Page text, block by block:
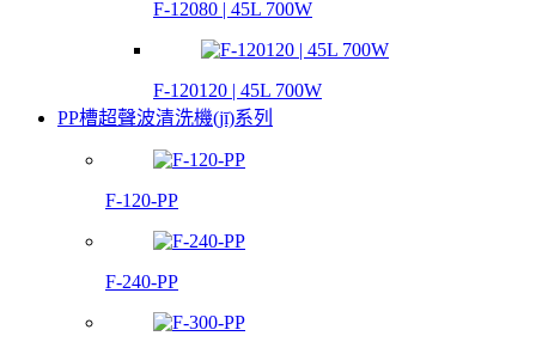
F-12080 | 45L 700W
F-120120 | 45L 700W
PP槽超聲波清洗機(jī)系列
F-120-PP
F-240-PP